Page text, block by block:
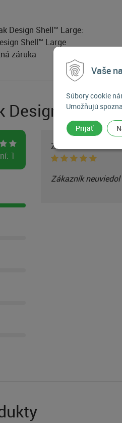
Vaše
Súbory cookie
Umožňujú
Prijať
Design Shell™ Large:
Shell™ Large
záruka
Design
1
Zákazník
Zákazník